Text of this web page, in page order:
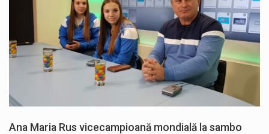
Ana Maria Rus vicecampioană mondială la sambo